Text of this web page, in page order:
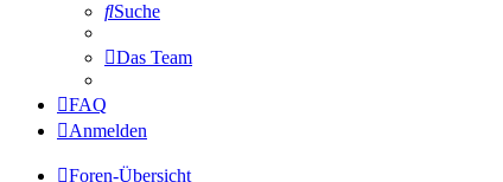
Suche
Das Team
FAQ
Anmelden
Foren-Übersicht